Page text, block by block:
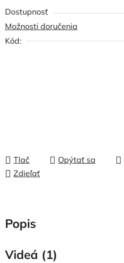
Dostupnosť
Možnosti doručenia
Kód:
Tlač Opýtať sa
Zdieľať
Popis
Videá (1)